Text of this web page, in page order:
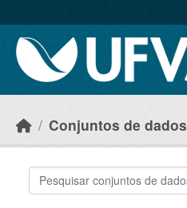
Conjuntos de dados